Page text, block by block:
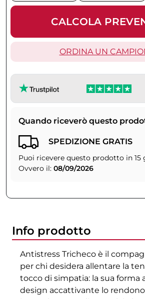
CALCOLA
ORDINA UN
Quando riceverò questo
SPEDIZIONE GRATIS
Puoi ricevere questo prodotto in 15
Ovvero il: 08/09/2026
Info prodotto
Antistress Tricheco è il
per chi desidera allentare la
tocco di simpatia: la sua forma
design accattivante lo